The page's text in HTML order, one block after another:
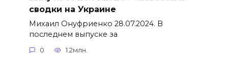
сводки на Украине
Михаил Онуфриенко 28.07.2024. В
последнем выпуске за
0 1.2млн.